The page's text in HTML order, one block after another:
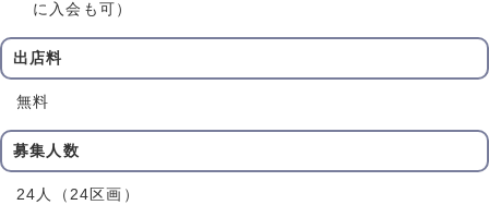
に入会も可）
出店料
無料
募集人数
24人（24区画）